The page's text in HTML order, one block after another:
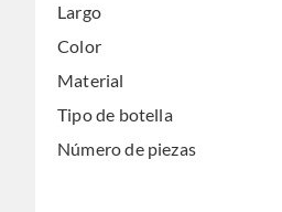
Largo
Color
Material
Tipo de botella
Número de piezas